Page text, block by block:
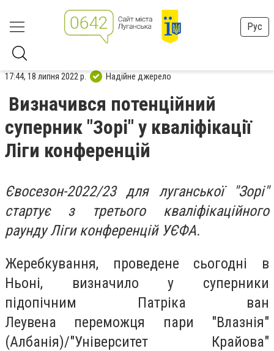
Рус
17:44, 18 липня 2022 р. Надійне джерело
Визначився потенційний
суперник "Зорі" у кваліфікації
Ліги конференцій
Євосезон-2022/23 для луганської "Зорі"
стартує з третього кваліфікаційного
раунду Ліги конференцій УЄФА.
Жеребкування, проведене сьогодні в
Ньоні, визначило у суперники
підопічним Патріка ван
Леувена переможця пари "Влазнія"
(Албанія)/"Університет Крайова"